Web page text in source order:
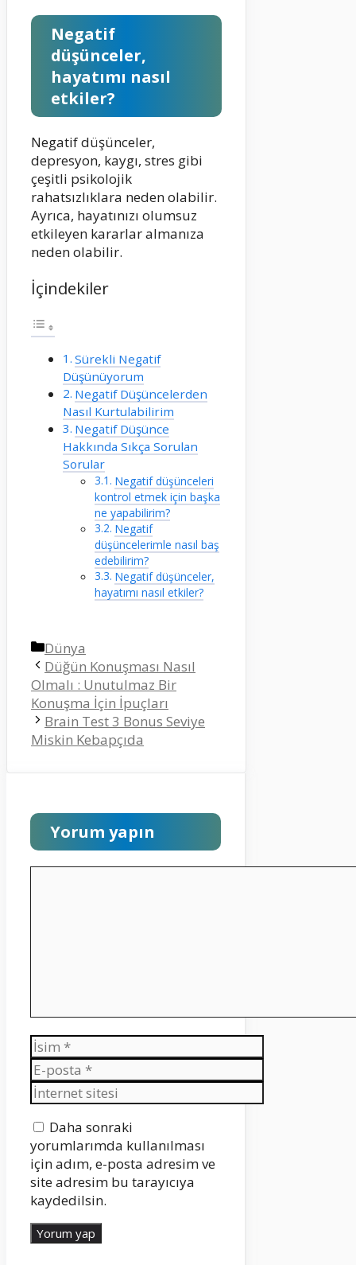
Negatif
düşünceler,
hayatımı nasıl
etkiler?
Negatif düşünceler,
depresyon, kaygı, stres gibi
çeşitli psikolojik
rahatsızlıklara neden olabilir.
Ayrıca, hayatınızı olumsuz
etkileyen kararlar almanıza
neden olabilir.
İçindekiler
Sürekli Negatif
Düşünüyorum
Negatif Düşüncelerden
Nasıl Kurtulabilirim
Negatif Düşünce
Hakkında Sıkça Sorulan
Sorular
Negatif düşünceleri
kontrol etmek için başka
ne yapabilirim?
Negatif
düşüncelerimle nasıl baş
edebilirim?
Negatif düşünceler,
hayatımı nasıl etkiler?
Kategoriler
Dünya
Düğün Konuşması Nasıl
Olmalı : Unutulmaz Bir
Konuşma İçin İpuçları
Brain Test 3 Bonus Seviye
Miskin Kebapçıda
Yorum yapın
İsim
E-
posta
İnternet
sitesi
Daha sonraki
yorumlarımda kullanılması
için adım, e-posta adresim ve
site adresim bu tarayıcıya
kaydedilsin.